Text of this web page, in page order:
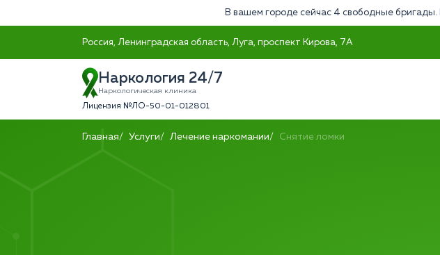
В вашем городе сейчас 4 свободные
Россия, Ленинградская область, Луга, проспект Кирова, 7А
Наркология 24/7
Наркологическая клиника
Лицензия №ЛО-50-01-012801
Главная Услуги Лечение наркомании Снятие ломки